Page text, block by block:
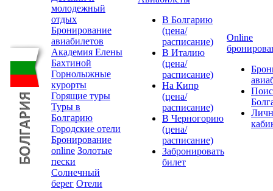
молодежный
отдых
Бронирование
авиабилетов
Академия Елены
Бахтиной
Горнолыжные
курорты
Горящие туры
Туры в
Болгарию
Городские отели
Бронирование
online Золотые
пески
Солнечный
берег Отели
В Болгарию
(цена/
расписание)
В Италию
(цена/
расписание)
На Кипр
(цена/
расписание)
В Черногорию
(цена/
расписание)
Забронировать
билет
Online